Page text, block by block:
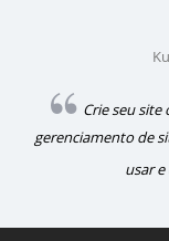
Crie seu
gerenciamento de
usar e